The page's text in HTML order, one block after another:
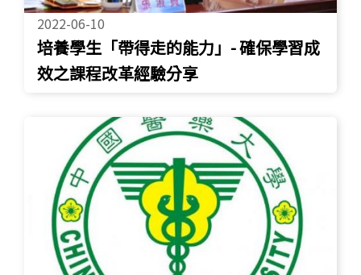
2022-06-10
培養學生「帶得走的能力」- 確保學習成
效之課程改革經驗分享